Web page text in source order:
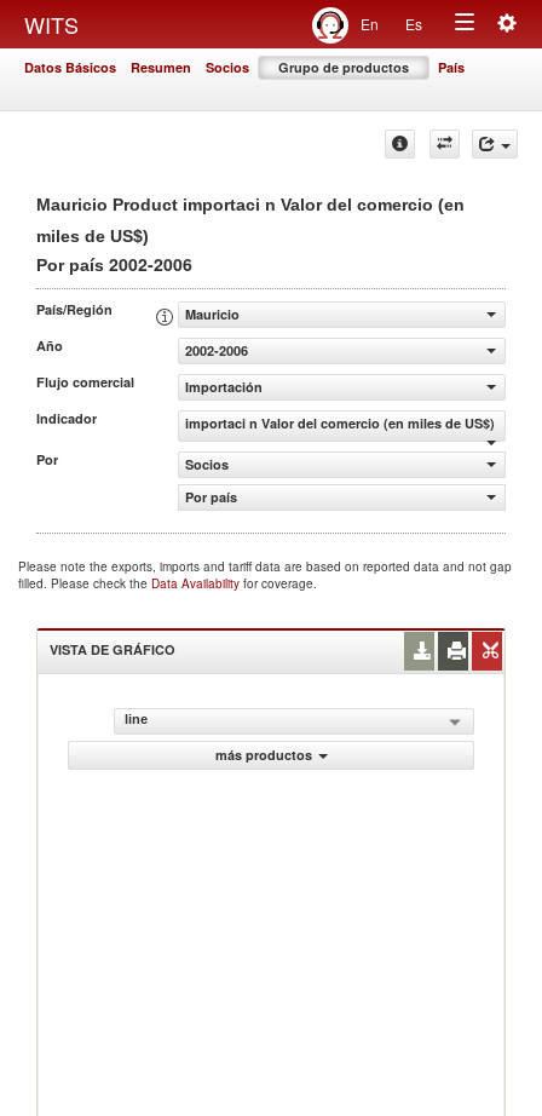
WITS En Es
Toggle
Datos Básicos Resumen Socios Grupo de productos País
Mauricio Product importaci n Valor del comercio (en
miles de US$)
Por país 2002-2006
País/Región
Mauricio
Año
2002-2006
Flujo comercial
Importación
Indicador
importaci n Valor del comercio (en miles de US$)
Por
Socios
Por país
Please note the exports, imports and tariff data are based on reported data and not gap
filled. Please check the Data Availability for coverage.
VISTA DE GRÁFICO
line
más productos